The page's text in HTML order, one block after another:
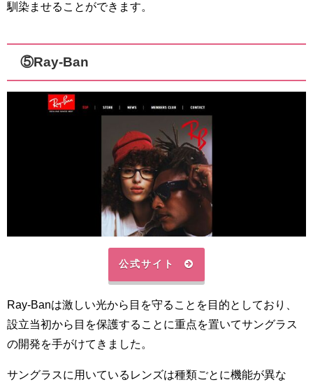
馴染ませることができます。
⑤Ray-Ban
公式サイト
Ray-Banは激しい光から目を守ることを目的としており、
設立当初から目を保護することに重点を置いてサングラス
の開発を手がけてきました。
サングラスに用いているレンズは種類ごとに機能が異な